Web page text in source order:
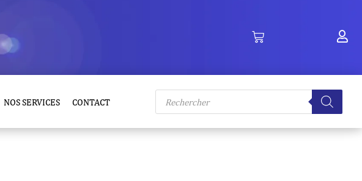
NOS SERVICES CONTACT
Recherche
produits